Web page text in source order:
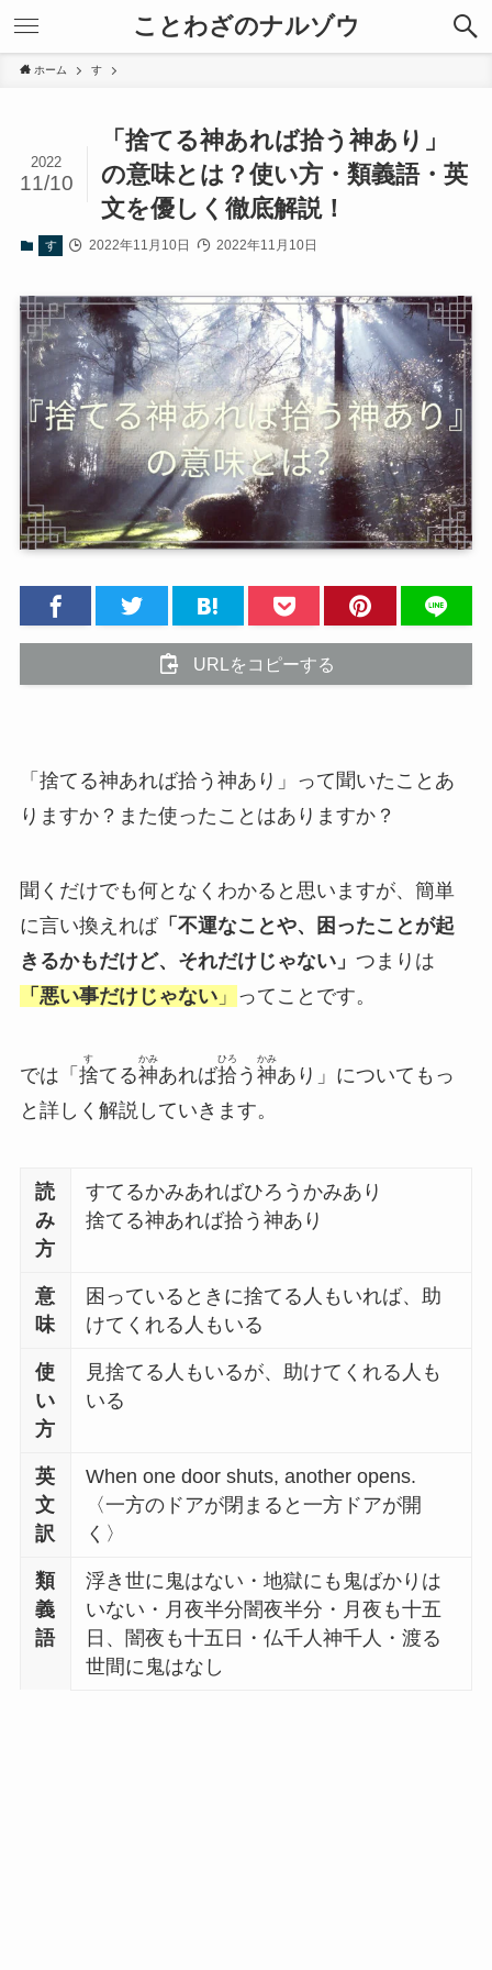
ことわざのナルゾウ
ホーム す
「捨てる神あれば拾う神あり」
の意味とは？使い方・類義語・英
文を優しく徹底解説！
2022
11/10
す 2022年11月10日 2022年11月10日
URLをコピーする
「捨てる神あれば拾う神あり」って聞いたことあ
りますか？また使ったことはありますか？
聞くだけでも何となくわかると思いますが、簡単
に言い換えれば「不運なことや、困ったことが起
きるかもだけど、それだけじゃない」 つまりは
「悪い事だけじゃない」 ってことです。
では「 捨
す
てる神
かみ
あれば拾
ひろ
う 神
かみ
あり」についてもっ
と詳しく解説していきます。
読
み
方
すてるかみあればひろうかみあり
捨てる神あれば拾う神あり
意
味
困っているときに捨てる人もいれば、助
けてくれる人もいる
使
い
方
見捨てる人もいるが、助けてくれる人も
いる
英
文
訳
When one door shuts, another opens.
〈一方のドアが閉まると一方ドアが開
く〉
類
義
語
浮き世に鬼はない・地獄にも鬼ばかりは
いない・月夜半分闇夜半分・月夜も十五
日、闇夜も十五日・仏千人神千人・渡る
世間に鬼はなし